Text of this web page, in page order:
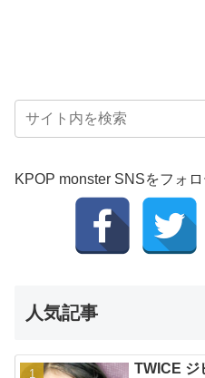
KPOP monster SNSをフォロ
人気記事
TWICE ジ